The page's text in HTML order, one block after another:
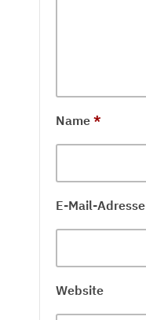
Name *
E-Mail-Adresse
Website